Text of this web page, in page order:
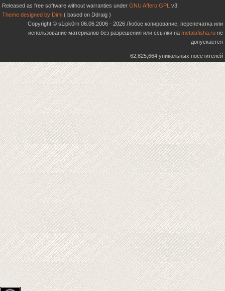
Released as free software without warranties under GNU Affero GPL v3.
Theme designed by Dimi ( based on Ddraig )
Copyright © s1ipk0rn 06.06.2006 - 2026 Любое копирование, перепечатка или
использование материалов без разрешения или ссылки на metalafisha.ru не
допускается
62,825,664 уникальных посетителей